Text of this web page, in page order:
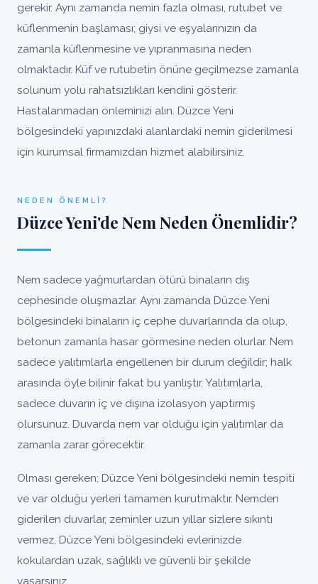
gerekir. Aynı zamanda nemin fazla olması, rutubet ve
küflenmenin başlaması; giysi ve eşyalarınızın da
zamanla küflenmesine ve yıpranmasına neden
olmaktadır. Küf ve rutubetin önüne geçilmezse zamanla
solunum yolu rahatsızlıkları kendini gösterir.
Hastalanmadan önleminizi alın. Düzce Yeni
bölgesindeki yapınızdaki alanlardaki nemin giderilmesi
için kurumsal firmamızdan hizmet alabilirsiniz.
NEDEN ÖNEMLI?
Düzce Yeni'de Nem Neden Önemlidir?
Nem sadece yağmurlardan ötürü binaların dış
cephesinde oluşmazlar. Aynı zamanda Düzce Yeni
bölgesindeki binaların iç cephe duvarlarında da olup,
betonun zamanla hasar görmesine neden olurlar. Nem
sadece yalıtımlarla engellenen bir durum değildir; halk
arasında öyle bilinir fakat bu yanlıştır. Yalıtımlarla,
sadece duvarın iç ve dışına izolasyon yaptırmış
olursunuz. Duvarda nem var olduğu için yalıtımlar da
zamanla zarar görecektir.
Olması gereken; Düzce Yeni bölgesindeki nemin tespiti
ve var olduğu yerleri tamamen kurutmaktır. Nemden
giderilen duvarlar, zeminler uzun yıllar sizlere sıkıntı
vermez, Düzce Yeni bölgesindeki evlerinizde
kokulardan uzak, sağlıklı ve güvenli bir şekilde
yaşarsınız.